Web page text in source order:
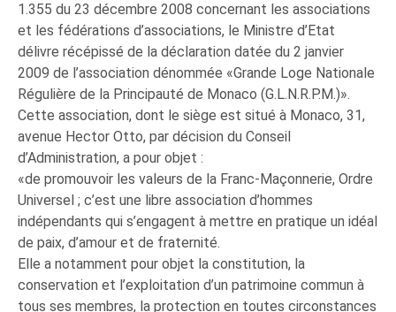
1.355 du 23 décembre 2008 concernant les associations
et les fédérations d’associations, le Ministre d’Etat
délivre récépissé de la déclaration datée du 2 janvier
2009 de l’association dénommée «Grande Loge Nationale
Régulière de la Principauté de Monaco (G.L.N.R.P.M.)».
Cette association, dont le siège est situé à Monaco, 31,
avenue Hector Otto, par décision du Conseil
d’Administration, a pour objet :
«de promouvoir les valeurs de la Franc-Maçonnerie, Ordre
Universel ; c’est une libre association d’hommes
indépendants qui s’engagent à mettre en pratique un idéal
de paix, d’amour et de fraternité.
Elle a notamment pour objet la constitution, la
conservation et l’exploitation d’un patrimoine commun à
tous ses membres, la protection en toutes circonstances